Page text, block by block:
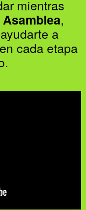
mientras
,
a
cada etapa